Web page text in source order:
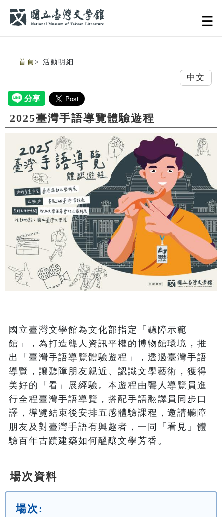
::: 首頁 > 活動明細
中文
2025臺灣手語導覽體驗遊程
國立臺灣文學館為文化部指定「聽障示範
館」，為打造聾人資訊平權的博物館環境，推
出「臺灣手語導覽體驗遊程」，透過臺灣手語
導覽，讓聽障朋友親近、認識文學藝術，獲得
美好的「看」展經驗。本遊程由聾人導覽員進
行全程臺灣手語導覽，搭配手語翻譯員同步口
譯，導覽結束後安排五感體驗課程，邀請聽障
朋友及對臺灣手語有興趣者，一同「看見」體
驗百年古蹟建築如何醞釀文學芳香。
場次資料
場次: